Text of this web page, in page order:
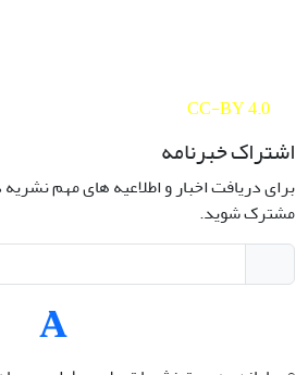
CC-BY 4.0
اشتراک خبرنامه
برای دریافت اخبار و اطلاعیه های مهم
مشترک شوید.